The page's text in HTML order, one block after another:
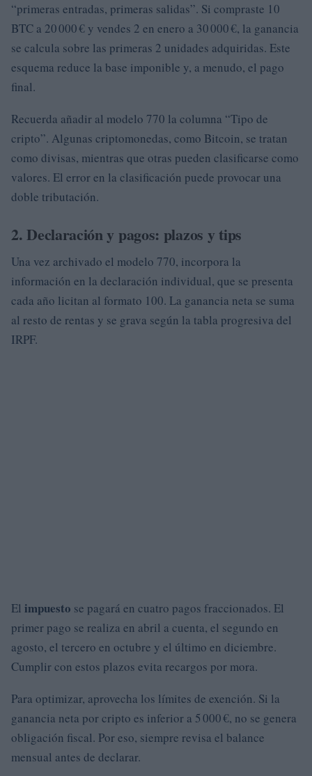
“primeras entradas, primeras salidas”. Si compraste 10
BTC a 20 000 € y vendes 2 en enero a 30 000 €, la ganancia
se calcula sobre las primeras 2 unidades adquiridas. Este
esquema reduce la base imponible y, a menudo, el pago
final.
Recuerda añadir al modelo 770 la columna “Tipo de
cripto”. Algunas criptomonedas, como Bitcoin, se tratan
como divisas, mientras que otras pueden clasificarse como
valores. El error en la clasificación puede provocar una
doble tributación.
2. Declaración y pagos: plazos y tips
Una vez archivado el modelo 770, incorpora la
información en la declaración individual, que se presenta
cada año licitan al formato 100. La ganancia neta se suma
al resto de rentas y se grava según la tabla progresiva del
IRPF.
El impuesto se pagará en cuatro pagos fraccionados. El
primer pago se realiza en abril a cuenta, el segundo en
agosto, el tercero en octubre y el último en diciembre.
Cumplir con estos plazos evita recargos por mora.
Para optimizar, aprovecha los límites de exención. Si la
ganancia neta por cripto es inferior a 5 000 €, no se genera
obligación fiscal. Por eso, siempre revisa el balance
mensual antes de declarar.